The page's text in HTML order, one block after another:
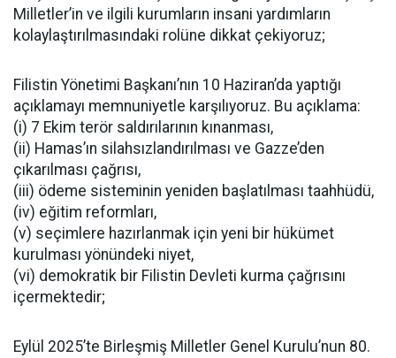
Milletler’in ve ilgili kurumların insani yardımların
kolaylaştırılmasındaki rolüne dikkat çekiyoruz;
Filistin Yönetimi Başkanı’nın 10 Haziran’da yaptığı
açıklamayı memnuniyetle karşılıyoruz. Bu açıklama:
(i) 7 Ekim terör saldırılarının kınanması,
(ii) Hamas’ın silahsızlandırılması ve Gazze’den
çıkarılması çağrısı,
(iii) ödeme sisteminin yeniden başlatılması taahhüdü,
(iv) eğitim reformları,
(v) seçimlere hazırlanmak için yeni bir hükümet
kurulması yönündeki niyet,
(vi) demokratik bir Filistin Devleti kurma çağrısını
içermektedir;
Eylül 2025’te Birleşmiş Milletler Genel Kurulu’nun 80.